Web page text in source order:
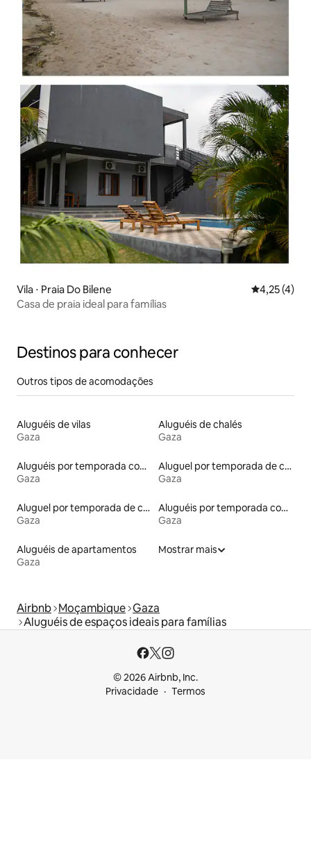
Vila ⋅ Praia Do Bilene 4,25 de
4,25 (4)
Casa de praia ideal para famílias
Destinos para conhecer
Outros tipos de acomodações
Aluguéis de vilas
Gaza
Aluguéis de chalés
Gaza
Aluguéis por temporada com acesso ao lago
Gaza
Aluguel por temporada de casas de veraneio
Gaza
Aluguel por temporada de casas de hóspedes
Gaza
Aluguéis por temporada com acesso à praia
Gaza
Aluguéis de apartamentos
Gaza
Mostrar mais
Airbnb Moçambique Gaza
Aluguéis de espaços ideais para famílias
© 2026 Airbnb, Inc.
Privacidade
Termos